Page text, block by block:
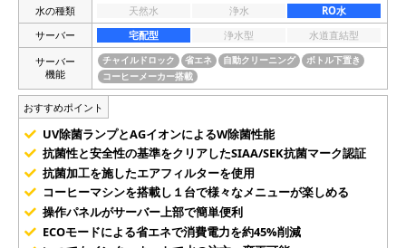
水の種類 天然水 浄水
RO水
サーバー
宅配型 浄水型
水道直結型
サーバー
機能
チャイルドロック 省エネ 自動クリーニング
ボトル下置き
コーヒーメーカー搭載
おすすめポイント
UV除菌ランプとAGイオンによるW除菌性能
抗菌性と安全性の基準をクリアしたSIAA/SEK抗菌マーク認証
抗菌加工を施したエアフィルターを使用
コーヒーマシンを搭載し１台で様々なメニューが楽しめる
操作パネルがサーバー上部で簡単便利
ECOモードによる省エネで消費電力を約45%削減